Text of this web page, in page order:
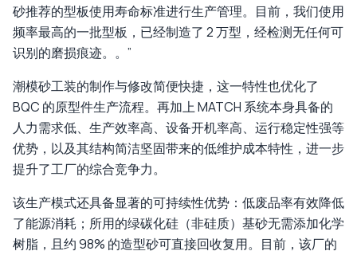
砂推荐的型板使用寿命标准进行生产管理。目前，我们使用
频率最高的一批型板，已经制造了 2 万型，经检测无任何可
识别的磨损痕迹。。”
潮模砂工装的制作与修改简便快捷，这一特性也优化了
BQC 的原型件生产流程。再加上 MATCH 系统本身具备的
人力需求低、生产效率高、设备开机率高、运行稳定性强等
优势，以及其结构简洁坚固带来的低维护成本特性，进一步
提升了工厂的综合竞争力。
该生产模式还具备显著的可持续性优势：低废品率有效降低
了能源消耗；所用的绿碳化硅（非硅质）基砂无需添加化学
树脂，且约 98% 的造型砂可直接回收复用。目前，该厂的